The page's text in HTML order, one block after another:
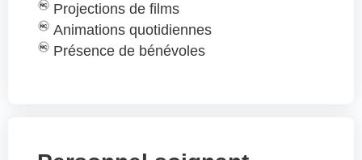
Projections de films
Animations quotidiennes
Présence de bénévoles